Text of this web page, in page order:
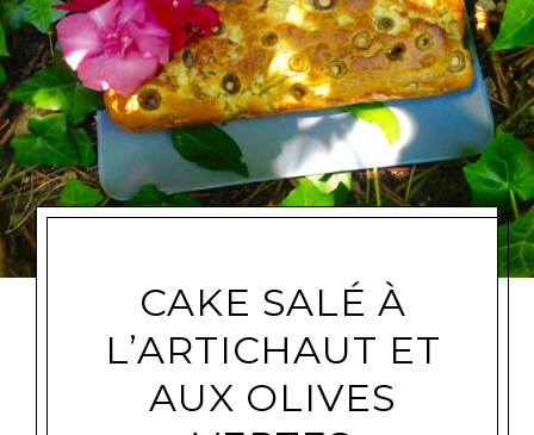
CAKE SALÉ À
L’ARTICHAUT ET
AUX OLIVES